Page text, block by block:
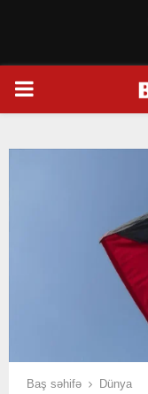
PRIMARY
Baş səhifə
Dünya